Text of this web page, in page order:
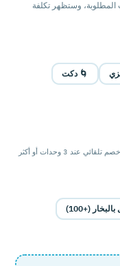
المطلوبة، وستظهر تكلفة
🌀 دكت
خصم تلقائي عند 3 وحدات أو أكثر
(+100)